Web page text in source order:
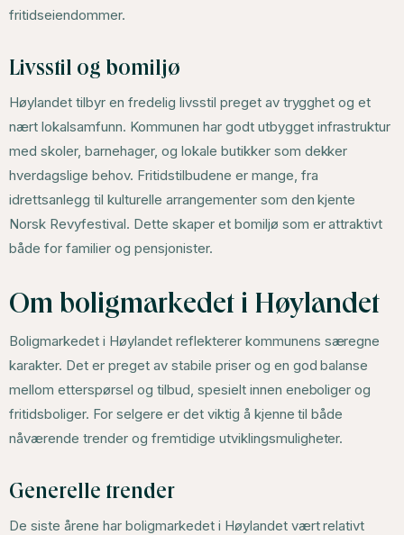
fritidseiendommer.
Livsstil og bomiljø
Høylandet tilbyr en fredelig livsstil preget av trygghet og et
nært lokalsamfunn. Kommunen har godt utbygget infrastruktur
med skoler, barnehager, og lokale butikker som dekker
hverdagslige behov. Fritidstilbudene er mange, fra
idrettsanlegg til kulturelle arrangementer som den kjente
Norsk Revyfestival. Dette skaper et bomiljø som er attraktivt
både for familier og pensjonister.
Om boligmarkedet i Høylandet
Boligmarkedet i Høylandet reflekterer kommunens særegne
karakter. Det er preget av stabile priser og en god balanse
mellom etterspørsel og tilbud, spesielt innen eneboliger og
fritidsboliger. For selgere er det viktig å kjenne til både
nåværende trender og fremtidige utviklingsmuligheter.
Generelle trender
De siste årene har boligmarkedet i Høylandet vært relativt